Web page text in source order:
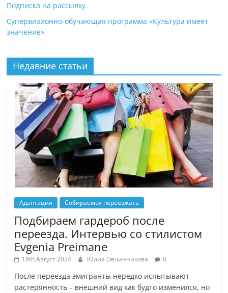
Подписка на рассылку
Супервизионно-обучающая программа «Культура имеет
значение»
Недавние статьи
Адаптация Собираемся переезжать
Подбираем гардероб после
переезда. Интервью со стилистом
Evgenia Preimane
18th Август 2024 Юлия Овчинникова 0
После переезда эмигранты нередко испытывают
растерянность – внешний вид как будто изменился, но